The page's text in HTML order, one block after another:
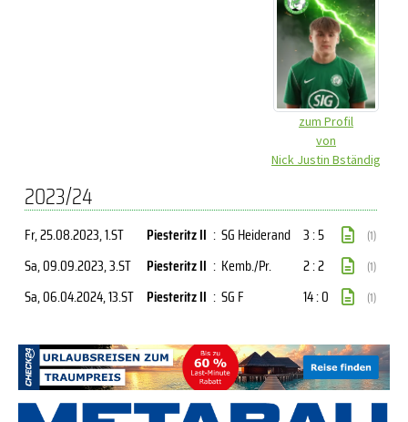
zum Profil
von
Nick Justin Bständig
2023/24
Fr, 25.08.2023, 1.ST Piesteritz II : SG Heiderand 3 : 5 (1)
Sa, 09.09.2023, 3.ST Piesteritz II : Kemb./Pr. 2 : 2 (1)
Sa, 06.04.2024, 13.ST Piesteritz II : SG F 14 : 0 (1)